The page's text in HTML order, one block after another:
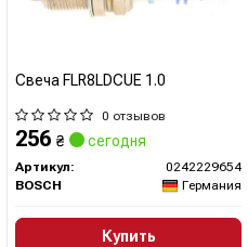
Свеча FLR8LDCUE 1.0
0 отзывов
256 ₴ сегодня
Артикул:
0242229654
BOSCH
Германия
Купить